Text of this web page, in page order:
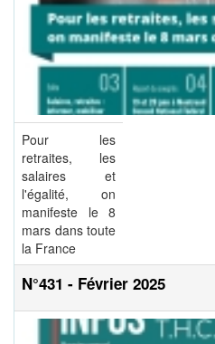
Pour les
retraites, les
salaires et
l'égalité, on
manifeste le 8
mars dans toute
la France
N°431 - Février 2025